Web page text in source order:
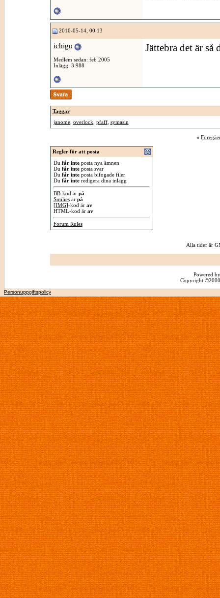
2010-05-14, 00:13
ichigo
Medlem sedan: feb 2005
Inlägg: 3 988
Jättebra det är
Taggar
janome, overlock pfaff, symasin
«
Regler för att posta
Du får inteposta nya ämnen
Du får inteposta svar
Du får inteposta bifogade filer
Du får interedigera dina inlägg
BB-kod är på
Smiliesär på
[IMG]-kod är av
HTML-kod är av
Forum Rules
Alla tider är
Powered
Copyright
Personuppgiftspolicy